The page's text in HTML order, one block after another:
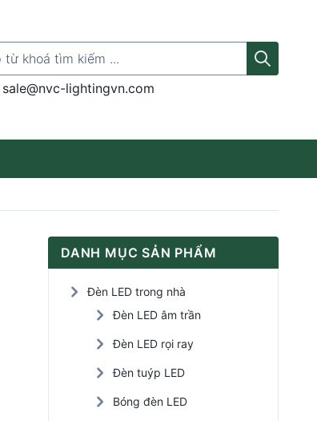
for:
sale@nvc-lightingvn.com
Thanh ray gắn đèn
Đèn LED rọi tranh
Đèn LED Panel
Đèn LED cảm ứng
Đèn LED nhà xưởng
Đèn năng lượng mặt trời
DANH MỤC SẢN PHẨM
Đèn LED trong nhà
Đèn LED âm trần
Đèn LED rọi ray
Đèn tuýp LED
Bóng đèn LED